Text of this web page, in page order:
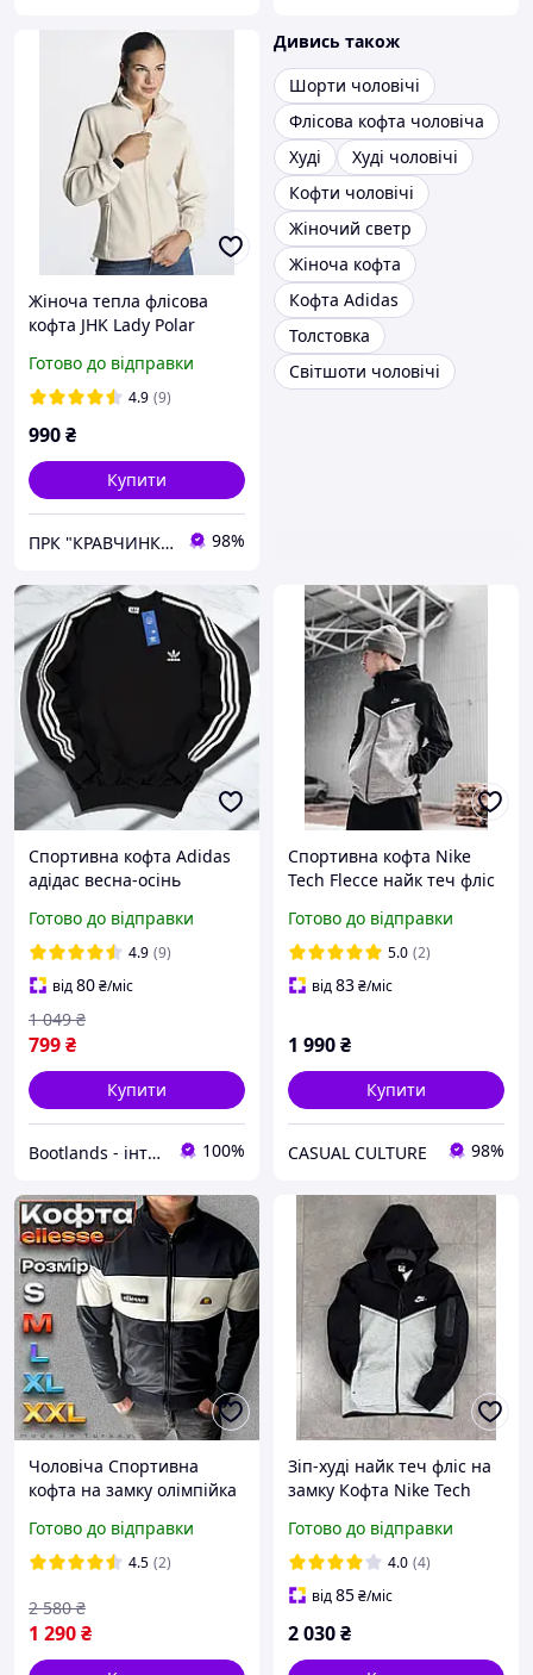
Жіноча тепла флісова
кофта JHK Lady Polar
Готово до відправки
4.9 (9)
990₴
Купити
ПРК "КРАВЧИНКА" 98%
Дивись також
Шорти чоловічі
Флісова кофта чоловіча
Худі
Худі чоловічі
Кофти чоловічі
Жіночий светр
Жіноча кофта
Кофта Adidas
Толстовка
Світшоти чоловічі
Спортивна кофта Adidas
адідас весна-осінь
чорна. Світшот з
лампасом Туреччина
Готово до відправки
4.9 (9)
від80₴/міс
799₴
1 049 ₴
Купити
Bootlands - інтернет-магазин взуття та одягу 100%
Спортивна кофта Nike
Tech Flecce найк теч фліс
Готово до відправки
5.0 (2)
від83₴/міс
1 990₴
Купити
CASUAL CULTURE 98%
Чоловіча Спортивна
кофта на замку олімпійка
повсякденне весняна
осіння турецька двунитка
Готово до відправки
4.5 (2)
1 290₴
2 580 ₴
Зіп-худі найк теч фліс на
замку Кофта Nike Tech
фліс
Готово до відправки
4.0 (4)
від85₴/міс
2 030₴